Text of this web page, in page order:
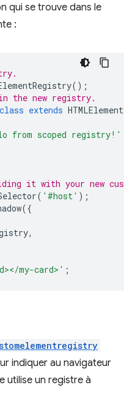
qui se trouve dans le
:
();
the new registry.
class extends HTMLElement
from scoped registry!'
it with your new
( '#host' );
({
,
my-card>' ;
indiquer au navigateur
utilise un registre à